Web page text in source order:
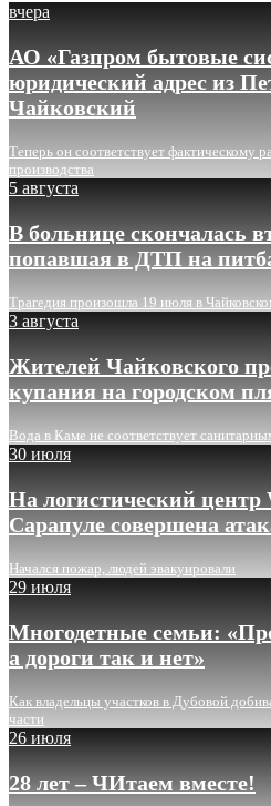
вчера
АО «Газпром бытовые
юридический адрес из
Чайковский
Теперь он соответствует фактическому
производства
5 августа
В больнице скончалась
попавшая в ДТП на
Трагедия произошла 19 июля в
3 августа
Жителей Чайковского
купания на городском
Вода в Каме не соответствует
30 июля
На логистический
Сарапуле совершена
Начался пожар, людей эвакуировали
29 июля
Многодетные семьи:
а дороги так и нет»
Как владельцы участков в Дубовой
части
26 июля
28 лет – ЧИтаем вместе!